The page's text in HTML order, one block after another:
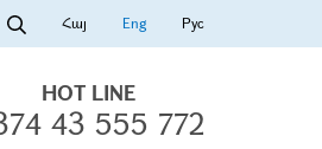
Հայ Eng Рус
HOT LINE
43 555 772